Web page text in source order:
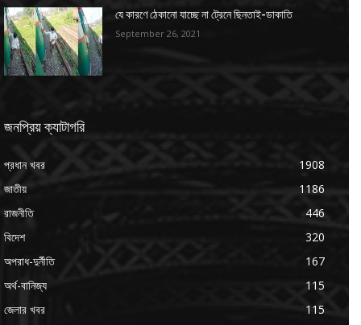
যে কারণে ঠেকানো যাচ্ছে না ট্রেনে ছিনতাই-ডাকাতি
September 26, 2021
জনপ্রিয় ক্যাটাগরি
প্রধান খবর
1908
জাতীয়
1186
রাজনীতি
446
বিদেশ
320
অপরাধ-দুর্নীতি
167
অর্থ-বানিজ্য
115
জেলার খবর
115